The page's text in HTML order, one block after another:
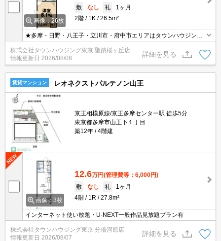
画像：26枚
敷
なし 礼
1ヶ月
2階
1K 26.5m²
★多摩・日野・八王子・立川市・府中市エリアはタウンハウジング
へお任せください！学区・スーパーなどの周辺情報もお気軽にお問
い合わせください★
株式会社タウンハウジング東京 聖蹟桜ヶ丘店
情報更新日 2026/08/08
詳細を見る
賃貸マンション レオネクストパルテノン山王
京王相模原線/京王多摩センター駅 徒歩5分
東京都多摩市山王下１丁目
築12年
4階建
画像：3枚
12.6万円(管理費等：6,000円)
敷
なし 礼
1ヶ月
4階
1R 27.8m²
インターネット使い放題・U-NEXT一般作品見放題プラン有
株式会社タウンハウジング東京 分倍河原店
情報更新日 2026/08/07
詳細を見る